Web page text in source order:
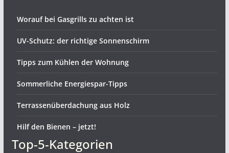
Worauf bei Gasgrills zu achten ist
UV-Schutz: der richtige Sonnenschirm
Tipps zum Kühlen der Wohnung
Sommerliche Energiespar-Tipps
Terrassenüberdachung aus Holz
Hilf den Bienen – jetzt!
Top-5-Kategorien